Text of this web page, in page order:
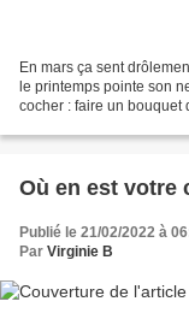
En mars ça sent
le printemps pointe son
cocher : faire un bouquet
Où en est votre
Publié le 21/02/2022 à
Par Virginie B